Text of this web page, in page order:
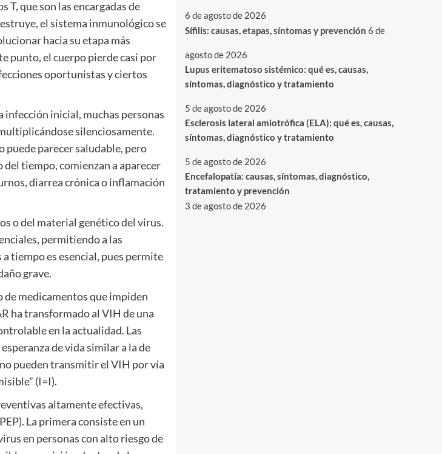
T, que son las encargadas de
el sistema inmunológico se
hacia su etapa más
punto, el cuerpo pierde casi por
oportunistas y ciertos
infección inicial, muchas personas
silenciosamente.
puede parecer saludable, pero
tiempo, comienzan a aparecer
diarrea crónica o inflamación
o del material genético del virus.
permitiendo a las
tiempo es esencial, pues permite
grave.
medicamentos que impiden
ha transformado al VIH de una
en la actualidad. Las
de vida similar a la de
pueden transmitir el VIH por vía
(I=I).
altamente efectivas,
La primera consiste en un
en personas con alto riesgo de
6 de agosto de 2026
Sífilis: causas, etapas, síntomas y prevención 6 de
agosto de 2026
Lupus eritematoso sistémico: qué es, causas,
síntomas, diagnóstico y tratamiento
5 de agosto de 2026
Esclerosis lateral amiotrófica (ELA): qué es, causas,
síntomas, diagnóstico y tratamiento
5 de agosto de 2026
Encefalopatía: causas, síntomas, diagnóstico,
tratamiento y prevención
3 de agosto de 2026